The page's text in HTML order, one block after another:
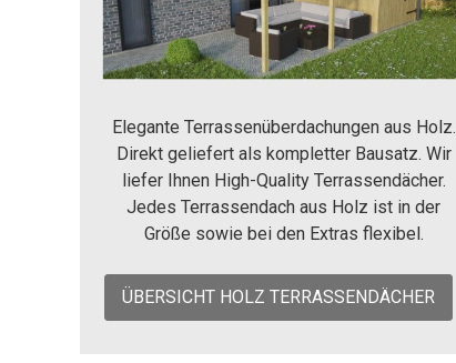
Elegante Terrassenüberdachungen aus Holz.
Direkt geliefert als kompletter Bausatz. Wir
liefer Ihnen High-Quality Terrassendächer.
Jedes Terrassendach aus Holz ist in der
Größe sowie bei den Extras flexibel.
ÜBERSICHT HOLZ TERRASSENDÄCHER